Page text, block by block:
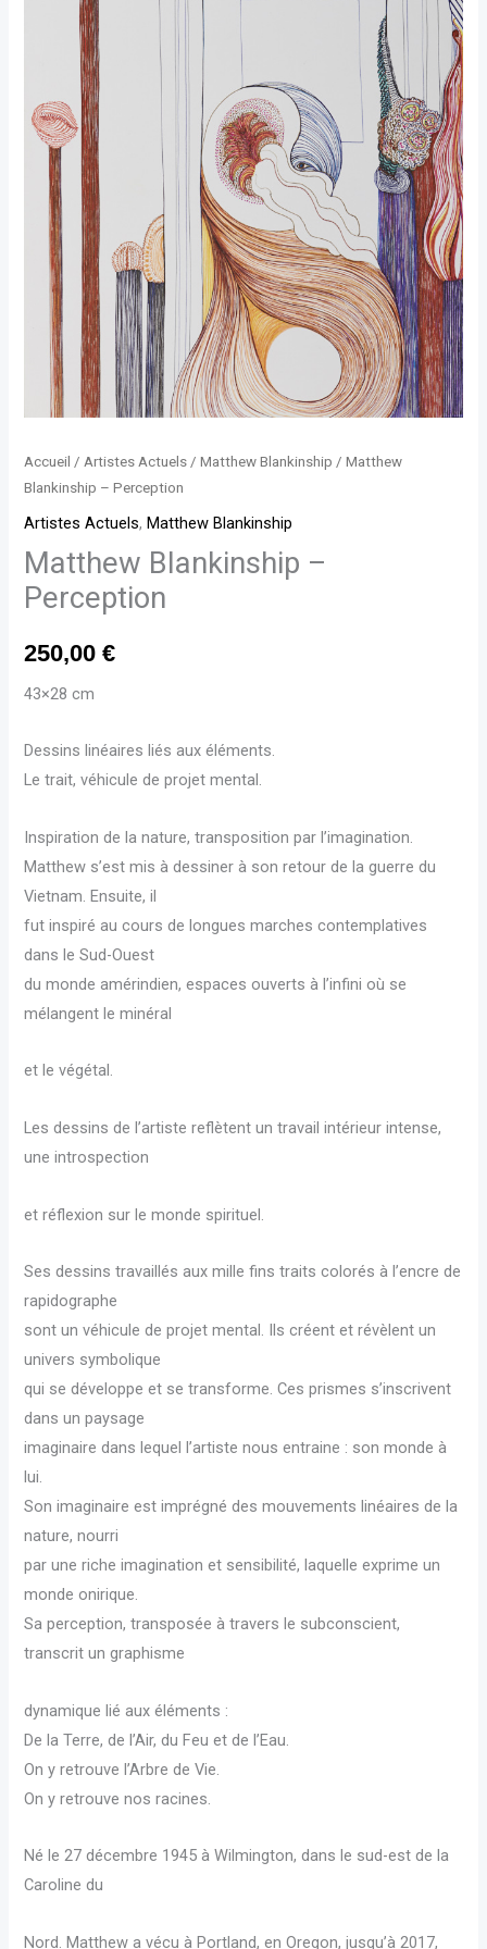
Accueil / Artistes Actuels /Matthew Blankinship / Matthew
Blankinship – Perception
Artistes Actuels,Matthew Blankinship
Matthew Blankinship –
Perception
250,00€
43×28 cm
Dessins linéaires liés aux éléments.
Le trait, véhicule de projet mental.
Inspiration de la nature, transposition par l’imagination.
Matthew s’est mis à dessiner à son retour de la guerre du
Vietnam. Ensuite, il
fut inspiré au cours de longues marches contemplatives
dans le Sud-Ouest
du monde amérindien, espaces ouverts à l’infini où se
mélangent le minéral
et le végétal.
Les dessins de l’artiste reflètent un travail intérieur intense,
une introspection
et réflexion sur le monde spirituel.
Ses dessins travaillés aux mille fins traits colorés à l’encre de
rapidographe
sont un véhicule de projet mental. Ils créent et révèlent un
univers symbolique
qui se développe et se transforme. Ces prismes s’inscrivent
dans un paysage
imaginaire dans lequel l’artiste nous entraine : son monde à
lui.
Son imaginaire est imprégné des mouvements linéaires de la
nature, nourri
par une riche imagination et sensibilité, laquelle exprime un
monde onirique.
Sa perception, transposée à travers le subconscient,
transcrit un graphisme
dynamique lié aux éléments :
De la Terre, de l’Air, du Feu et de l’Eau.
On y retrouve l’Arbre de Vie.
On y retrouve nos racines.
Né le 27 décembre 1945 à Wilmington, dans le sud-est de la
Caroline du
Nord. Matthew a vécu à Portland, en Oregon, jusqu’à 2017,